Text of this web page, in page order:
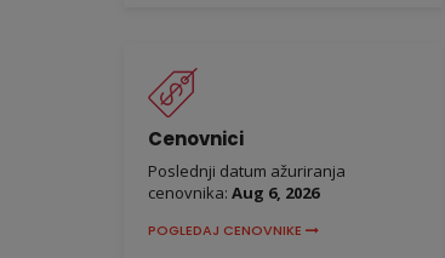
Cenovnici
Poslednji datum ažuriranja
cenovnika: Aug 6, 2026
POGLEDAJ CENOVNIKE